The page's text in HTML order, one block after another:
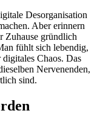
Desorganisation
Aber erinnern
Zuhause gründlich
fühlt sich lebendig,
Chaos. Das
Nervenenden,
sind.